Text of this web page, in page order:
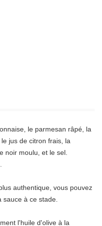
le parmesan râpé, la
jus de citron frais, la
noir moulu, et le sel.
authentique, vous pouvez
à ce stade.
l'huile d'olive à la